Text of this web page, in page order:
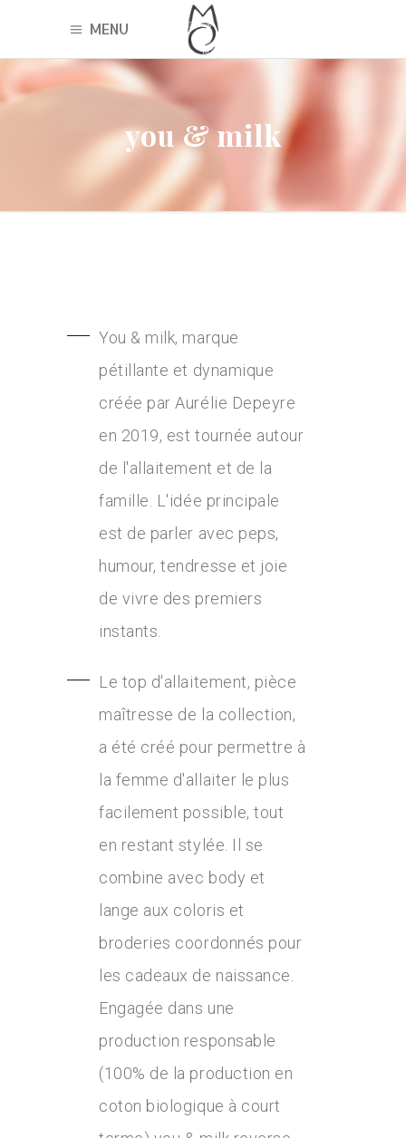
MENU
you & milk
You & milk, marque
pétillante et dynamique
créée par Aurélie Depeyre
en 2019, est tournée autour
de l'allaitement et de la
famille. L'idée principale
est de parler avec peps,
humour, tendresse et joie
de vivre des premiers
instants.
Le top d'allaitement, pièce
maîtresse de la collection,
a été créé pour permettre à
la femme d'allaiter le plus
facilement possible, tout
en restant stylée. Il se
combine avec body et
lange aux coloris et
broderies coordonnés pour
les cadeaux de naissance.
Engagée dans une
production responsable
(100% de la production en
coton biologique à court